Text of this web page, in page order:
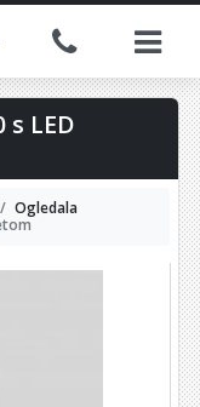
s LED
Ogledala